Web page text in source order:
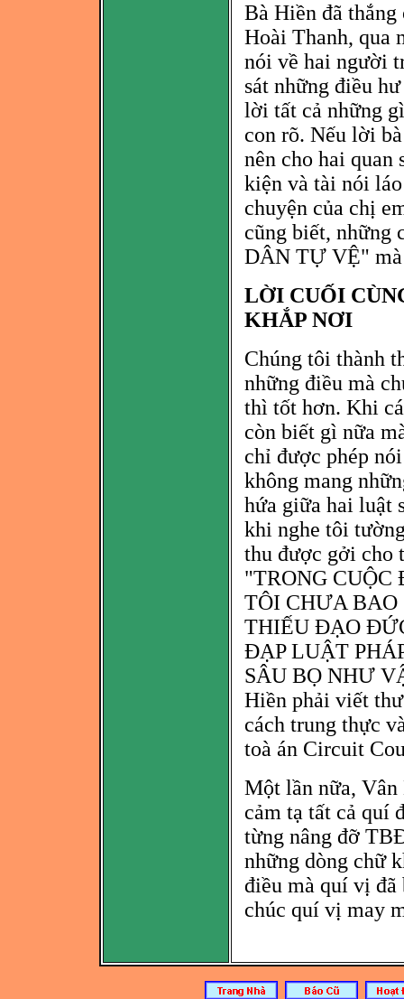
Bà Hiền đã
Hoài Thanh, qua
nói về hai người
sát những điều
lời tất cả những
con rõ. Nếu lời
nên cho hai
kiện và tài nói
chuyện của chị
cũng biết, những
DÂN TỰ VỆ"
LỜI CUỐI
KHẮP NƠI
Chúng tôi thành
những điều mà
thì tốt hơn. Khi
còn biết gì nữa
chỉ được phép
không mang
hứa giữa hai luật
khi nghe tôi
thu được gởi cho
"TRONG
TÔI CHƯA
THIẾU ĐẠO
ĐẠP LUẬT
SÂU BỌ NHƯ
Hiền phải viết
cách trung thực
toà án Circuit
Một lần nữa,
cảm tạ tất cả quí
từng nâng đỡ
những dòng chữ
điều mà quí vị đã
chúc quí vị may